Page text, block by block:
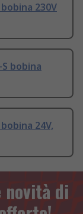
230V
bobina
24V,
novità di